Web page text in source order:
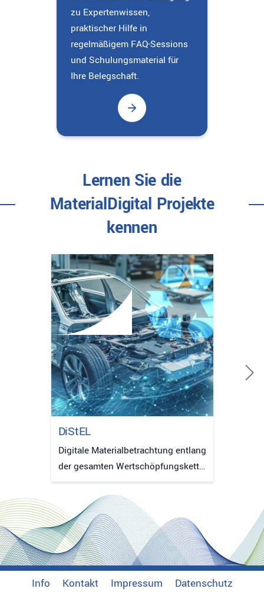
zu Expertenwissen,
praktischer Hilfe in
regelmäßigem FAQ-Sessions
und Schulungsmaterial für
Ihre Belegschaft.
Lernen Sie die
MaterialDigital Projekte
kennen
DiStEL
Digitale Materialbetrachtung entlang
der gesamten Wertschöpfungskette
für Stahlkomponenten zur
Info Kontakt Impressum Datenschutz